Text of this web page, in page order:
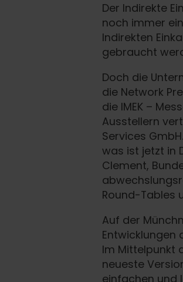
Der Indirekte
noch immer
Indirekten
gebraucht
Doch die
die Network
die IMEK –
Ausstellern
Services
was ist jetzt in
Clement,
Round-Tables
Auf der
Entwicklungen
Im Mittelpunkt
neueste
einfachen und